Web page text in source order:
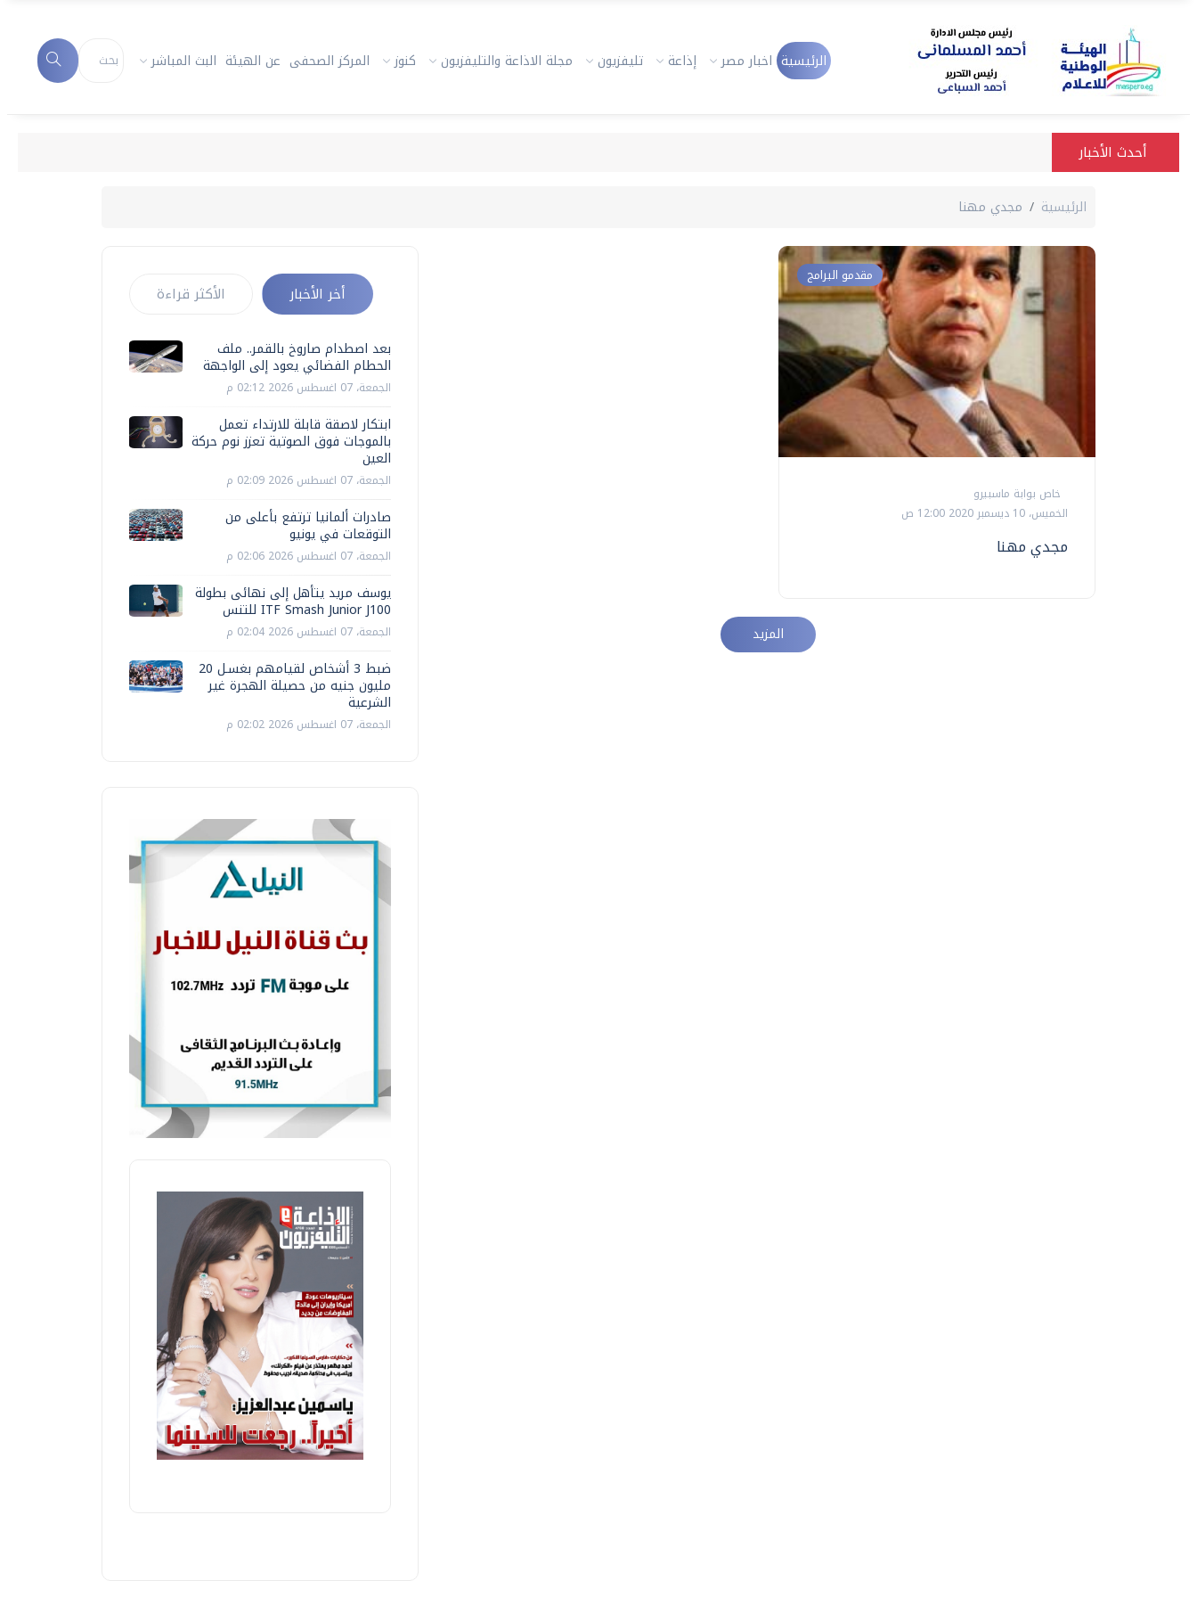
الرئيسية اخبار مصر إذاعة تليفزيون مجلة الاذاعة والتليفزيون كنوز المركز الصحفى عن الهيئة البث المباشر
أحدث الأخبار
الرئيسية مجدي مهنا
مقدمو البرامج
خاص بوابة ماسبيرو
الخميس، 10 ديسمبر 2020 12:00 ص
مجدي مهنا
المزيد
أخر الأخبار الأكثر قراءة
بعد اصطدام صاروخ بالقمر.. ملف
الحطام الفضائي يعود إلى الواجهة
الجمعة، 07 اغسطس 2026 02:12 م
ابتكار لاصقة قابلة للارتداء تعمل
بالموجات فوق الصوتية تعزز نوم حركة
العين
الجمعة، 07 اغسطس 2026 02:09 م
صادرات ألمانيا ترتفع بأعلى من
التوقعات في يونيو
الجمعة، 07 اغسطس 2026 02:06 م
يوسف مريد يتأهل إلى نهائى بطولة
ITF Smash Junior J100 للتنس
الجمعة، 07 اغسطس 2026 02:04 م
ضبط 3 أشخاص لقيامهم بغسـل 20
مليون جنيه من حصيلة الهجرة غير
الشرعية
الجمعة، 07 اغسطس 2026 02:02 م